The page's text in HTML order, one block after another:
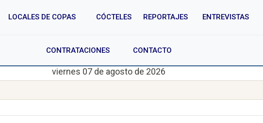
LOCALES DE COPAS CÓCTELES REPORTAJES ENTREVISTAS
CONTRATACIONES CONTACTO
viernes 07 de agosto de 2026